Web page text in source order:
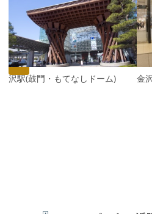
i
o
u
s
金沢駅(鼓門・もてなしドーム) 金